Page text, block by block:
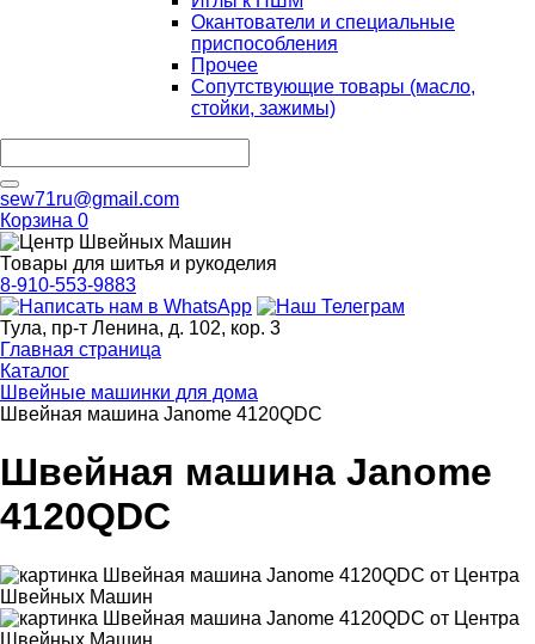
Окантователи и специальные
приспособления
Прочее
Сопутствующие товары (масло,
стойки, зажимы)
sew71ru@gmail.com
Корзина 0
Товары для шитья и рукоделия
8-910-553-9883
Тула, пр-т Ленина, д. 102, кор. 3
Главная страница
Каталог
Швейные машинки для дома
Швейная машина Janome 4120QDC
Швейная машина Janome
4120QDC